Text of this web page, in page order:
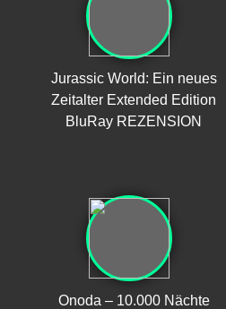
Jurassic World: Ein neues
Zeitalter Extended Edition
BluRay REZENSION
Onoda – 10.000 Nächte